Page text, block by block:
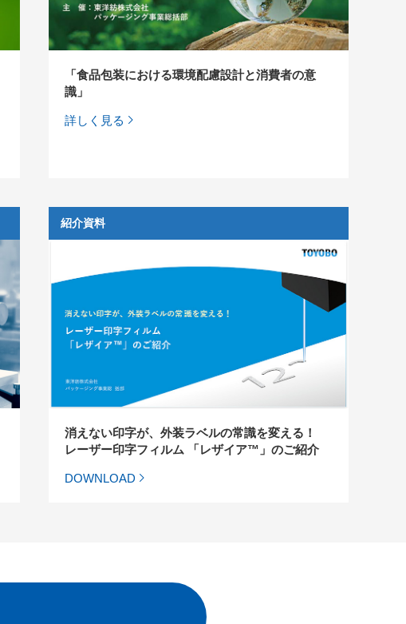
「食品包装における環境配慮設計と消費者の意
識」
詳しく見る
紹介資料
消えない印字が、外装ラベルの常識を変える！
レーザー印字フィルム 「レザイア™」のご紹介
DOWNLOAD